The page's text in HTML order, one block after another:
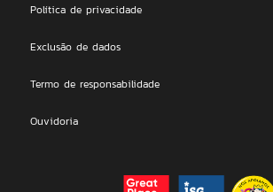
Política de privacidade
Exclusão de dados
Termo de responsabilidade
Ouvidoria